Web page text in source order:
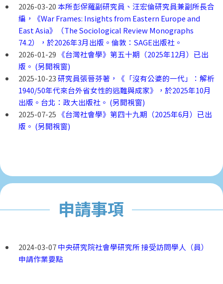
2026-03-20 本所彭保羅副研究員、汪宏倫研究員兼副所長合
編，《War Frames: Insights from Eastern Europe and
East Asia》（The Sociological Review Monographs
74.2），於2026年3月出版。倫敦：SAGE出版社。
2026-01-29 《台灣社會學》第五十期（2025年12月）已出
版。 (另開視窗)
2025-10-23研究員張晉芬著，《「沒有公婆的一代」：解析
1940/50年代來台外省女性的逃難與成家》，於2025年10月
出版。台北：政大出版社。 (另開視窗)
2025-07-25 《台灣社會學》第四十九期（2025年6月）已出
版。 (另開視窗)
申請事項
2024-03-07中央研究院社會學研究所 接受訪問學人（員）
申請作業要點